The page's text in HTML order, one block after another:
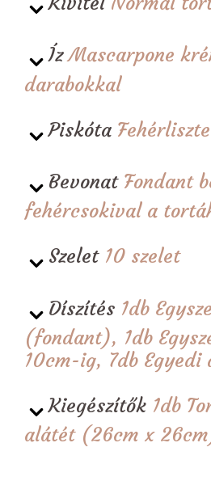
ÍzMascarpone
darabokkal
Piskóta
Bevonat Fondant
fehércsokival a
Szelet 10 szelet
Díszítés 1db
(fondant), 1db
10cm-ig, 7db Egyedi
Kiegészítők 1db
alátét (26cm x